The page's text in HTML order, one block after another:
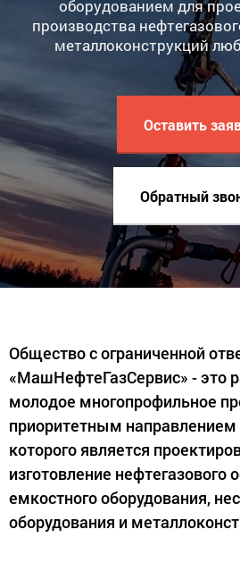
оборудованием для
производства
металлоконструкций
Оставить
Обратный
Общество с ограниченной
«МашНефтеГазСервис» - это
молодое многопрофильное
приоритетным направлением
которого является
изготовление нефтегазового
емкостного оборудования,
оборудования и